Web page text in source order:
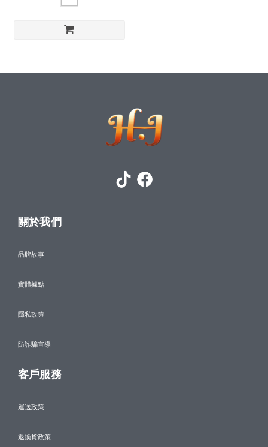
關於我們
品牌故事
實體據點
隱私政策
防詐騙宣導
客戶服務
運送政策
退換貨政策